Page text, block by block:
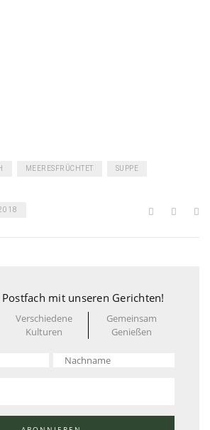
MEERESFRÜCHTET SUPPE
mit unseren Gerichten!
Verschiedene
Kulturen
Gemeinsam
Genießen